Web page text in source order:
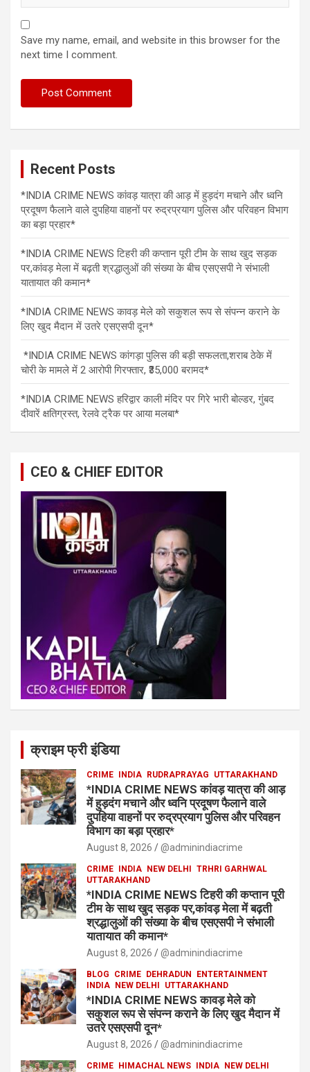
Save my name, email, and website in this browser for the
next time I comment.
Recent Posts
*INDIA CRIME NEWS कांवड़ यात्रा की आड़ में हुड़दंग मचाने और ध्वनि
प्रदूषण फैलाने वाले दुपहिया वाहनों पर रुद्रप्रयाग पुलिस और परिवहन विभाग
का बड़ा प्रहार*
*INDIA CRIME NEWS टिहरी की कप्तान पूरी टीम के साथ खुद सड़क
पर,कांवड़ मेला में बढ़ती श्रद्धालुओं की संख्या के बीच एसएसपी ने संभाली
यातायात की कमान*
*INDIA CRIME NEWS कावड़ मेले को सकुशल रूप से संपन्न कराने के
लिए खुद मैदान में उतरे एसएसपी दून*
*INDIA CRIME NEWS कांगड़ा पुलिस की बड़ी सफलता,शराब ठेके में
चोरी के मामले में 2 आरोपी गिरफ्तार, ₹35,000 बरामद*
*INDIA CRIME NEWS हरिद्वार काली मंदिर पर गिरे भारी बोल्डर, गुंबद
दीवारें क्षतिग्रस्त, रेलवे ट्रैक पर आया मलबा*
CEO & CHIEF EDITOR
क्राइम फ्री इंडिया
CRIME INDIA RUDRAPRAYAG UTTARAKHAND
*INDIA CRIME NEWS कांवड़ यात्रा की आड़
में हुड़दंग मचाने और ध्वनि प्रदूषण फैलाने वाले
दुपहिया वाहनों पर रुद्रप्रयाग पुलिस और परिवहन
विभाग का बड़ा प्रहार*
August 8, 2026 @adminindiacrime
CRIME INDIA NEW DELHI TRHRI GARHWAL
UTTARAKHAND
*INDIA CRIME NEWS टिहरी की कप्तान पूरी
टीम के साथ खुद सड़क पर,कांवड़ मेला में बढ़ती
श्रद्धालुओं की संख्या के बीच एसएसपी ने संभाली
यातायात की कमान*
August 8, 2026 @adminindiacrime
BLOG CRIME DEHRADUN
ENTERTAINMENT
INDIA NEW DELHI UTTARAKHAND
*INDIA CRIME NEWS कावड़ मेले को
सकुशल रूप से संपन्न कराने के लिए खुद मैदान में
उतरे एसएसपी दून*
August 8, 2026 @adminindiacrime
CRIME HIMACHAL NEWS INDIA NEW DELHI